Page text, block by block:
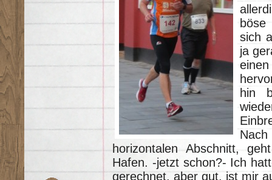
böse
sich
ja
hin
horizontalen Abschnitt,
Hafen. -jetzt schon?- Ich
gerechnet, aber gut, ist mir